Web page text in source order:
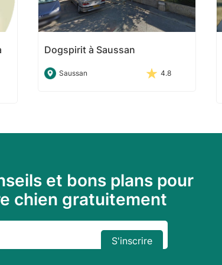
Dogspirit à Saussan
Saussan 4.8
et bons plans pour
chien gratuitement